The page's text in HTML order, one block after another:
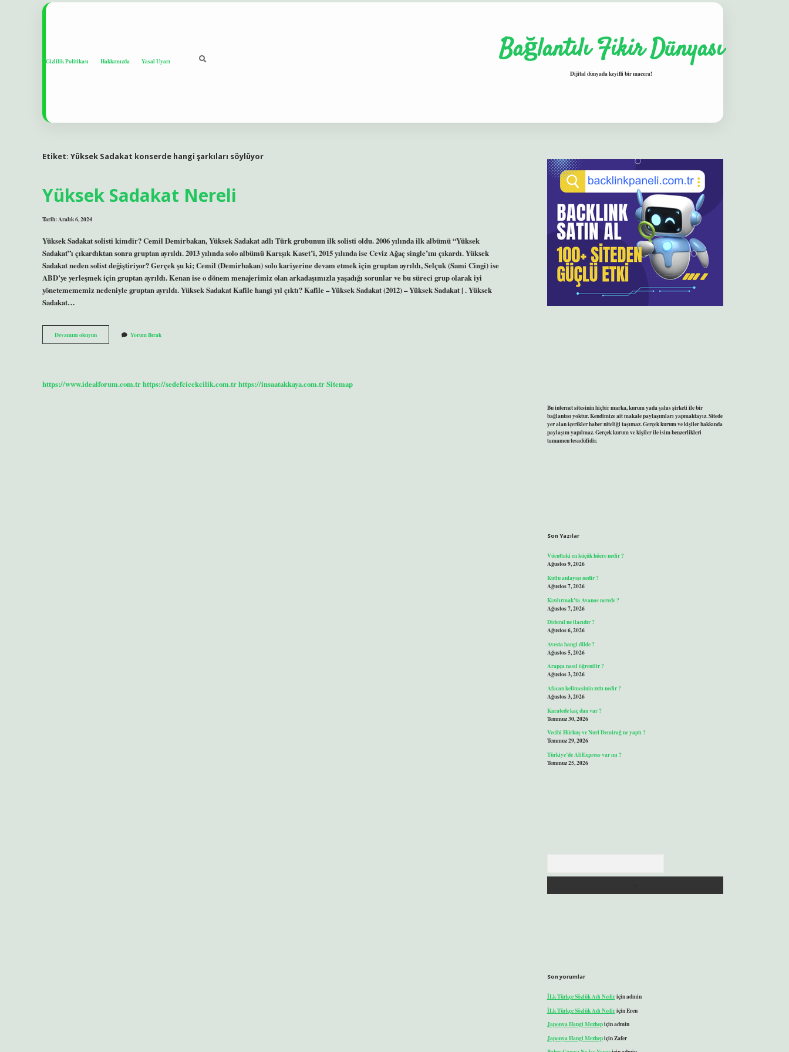
Gizlilik Politikası Hakkımızda Yasal Uyarı Bağlantılı Fikir Dünyası
Dijital dünyada keyifli bir macera!
Etiket: Yüksek Sadakat konserde hangi şarkıları söylüyor
Yüksek Sadakat Nereli
Tarih: Aralık 6, 2024
Yüksek Sadakat solisti kimdir? Cemil Demirbakan, Yüksek Sadakat adlı Türk grubunun ilk solisti oldu. 2006 yılında ilk albümü “Yüksek
Sadakat”ı çıkardıktan sonra gruptan ayrıldı. 2013 yılında solo albümü Karışık Kaset’i, 2015 yılında ise Ceviz Ağaç single’ını çıkardı. Yüksek
Sadakat neden solist değiştiriyor? Gerçek şu ki; Cemil (Demirbakan) solo kariyerine devam etmek için gruptan ayrıldı, Selçuk (Sami Cingi) ise
ABD’ye yerleşmek için gruptan ayrıldı. Kenan ise o dönem menajerimiz olan arkadaşımızla yaşadığı sorunlar ve bu süreci grup olarak iyi
yönetemememiz nedeniyle gruptan ayrıldı. Yüksek Sadakat Kafile hangi yıl çıktı? Kafile – Yüksek Sadakat (2012) – Yüksek Sadakat | . Yüksek
Sadakat…
Devamını okuyunYüksek
Sadakat
Yorum Bırak
https://www.idealforum.com.trhttps://sedefcicekcilik.com.trhttps://insaatakkaya.com.trSitemap
Bu internet sitesinin hiçbir marka, kurum yada şahıs şirketi ile bir
bağlantısı yoktur. Kendimize ait makale paylaşımları yapmaktayız. Sitede
yer alan içerikler haber niteliği taşımaz. Gerçek kurum ve kişiler hakkında
paylaşım yapılmaz. Gerçek kurum ve kişiler ile isim benzerlikleri
tamamen tesadüfidir.
Son Yazılar
Vücuttaki en küçük hücre nedir ?
Ağustos 9, 2026
Kutlu anlayışı nedir ?
Ağustos 7, 2026
Kızılırmak’ta Avanos nerede ?
Ağustos 7, 2026
Dideral ne ilacıdır ?
Ağustos 6, 2026
Avesta hangi dilde ?
Ağustos 5, 2026
Arapça nasıl öğrenilir ?
Ağustos 3, 2026
Afacan kelimesinin zıttı nedir ?
Ağustos 3, 2026
Karatede kaç dan var ?
Temmuz 30, 2026
Vecihi Hürkuş ve Nuri Demirağ ne yaptı ?
Temmuz 29, 2026
Türkiye’de AliExpress var mı ?
Temmuz 25, 2026
Son yorumlar
İLk Türkçe Sözlük Adı Nediriçinadmin
İLk Türkçe Sözlük Adı NediriçinEren
Japonya Hangi Mezhepiçinadmin
Japonya Hangi MezhepiçinZafer